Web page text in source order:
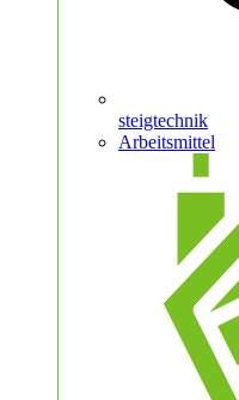
steigtechnik
Arbeitsmittel